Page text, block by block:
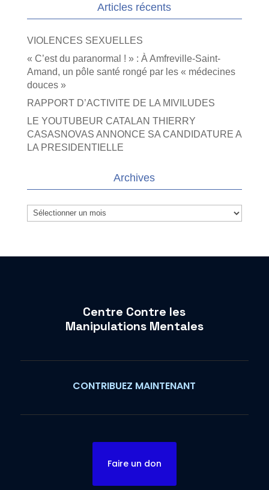
Articles récents
VIOLENCES SEXUELLES
« C’est du paranormal ! » : À Amfreville-Saint-
Amand, un pôle santé rongé par les « médecines
douces »
RAPPORT D’ACTIVITE DE LA MIVILUDES
LE YOUTUBEUR CATALAN THIERRY
CASASNOVAS ANNONCE SA CANDIDATURE A
LA PRESIDENTIELLE
Archives
Archives
Centre Contre les
Manipulations Mentales
CONTRIBUEZ MAINTENANT
Faire un don